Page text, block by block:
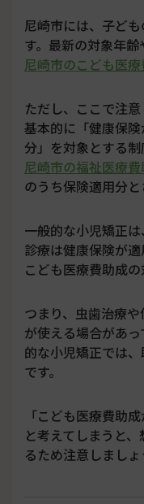
尼崎市には、子ど
す。最新の対象年齢
尼崎市のこども医
ただし、ここで注
基本的に「健康保
分」を対象とする制
尼崎市の福祉医療
のうち保険適用分と
一般的な小児矯正
診療は健康保険が
こども医療費助成の
つまり、虫歯治療
が使える場合があ
的な小児矯正では
です。
「こども医療費助
と考えてしまうと
るため注意しましょ